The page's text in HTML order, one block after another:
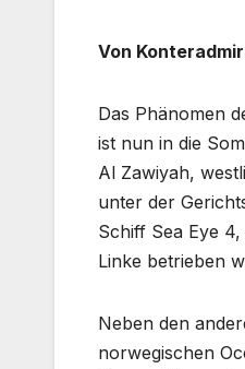
Von
Das Phänomen
ist nun in die
Al Zawiyah,
unter der
Schiff Sea Eye
Linke betrieben
Neben den
norwegischen